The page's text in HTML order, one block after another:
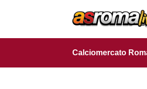
Calciomercato